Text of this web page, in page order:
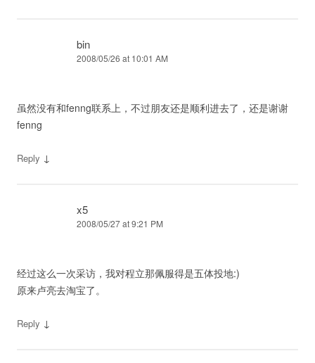
bin
2008/05/26 at 10:01 AM
虽然没有和fenng联系上，不过朋友还是顺利进去了，还是谢谢
fenng
Reply ↓
x5
2008/05/27 at 9:21 PM
经过这么一次采访，我对程立那佩服得是五体投地:)
原来卢亮去淘宝了。
Reply ↓